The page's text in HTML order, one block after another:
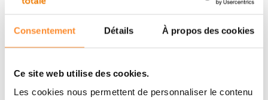
Consentement Détails À propos des cookies
Ce site web utilise des cookies.
Les cookies nous permettent de personnaliser le contenu
des températures inférieures à zéro, ce filtre continue
de fonctionner de manière fiable dans toutes les
Rapide, fiable et facile à utiliser